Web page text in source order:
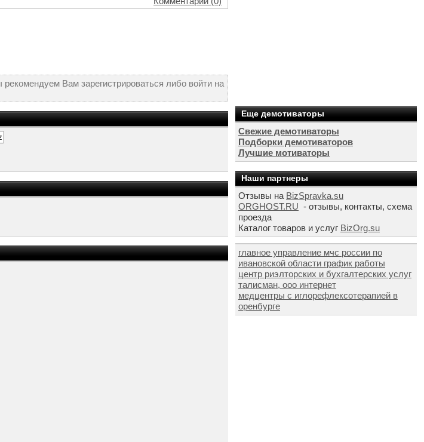
Вам зарегистрироваться либо войти на
Еще демотиваторы
Свежие демотиваторы
Подборки демотиваторов
Лучшие мотиваторы
Наши партнеры
Отзывы на BizSpravka.su
ORGHOST.RU - отзывы, контакты, схема
проезда
Каталог товаров и услуг BizOrg.su
главное управление мчс россии по
ивановской области график работы
центр риэлторских и бухгалтерских услуг
талисман, ооо интернет
медцентры с иглорефлексотерапией в
оренбурге